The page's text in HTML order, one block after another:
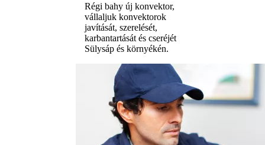
Régi bahy új konvektor,
vállaljuk konvektorok
javítását, szerelését,
karbantartását és cseréjét
Sülysáp és környékén.